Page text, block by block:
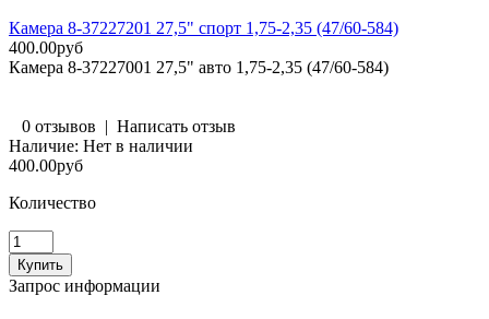
Камера 8-37227201 27,5" спорт 1,75-2,35 (47/60-584)
400.00руб
Камера 8-37227001 27,5" авто 1,75-2,35 (47/60-584)
0 отзывов | Написать отзыв
Наличие: Нет в наличии
400.00руб
Количество
Запрос информации